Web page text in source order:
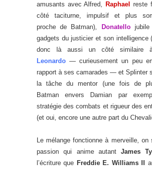
amusants avec Alfred, Raphael
reste
côté taciturne, impulsif et plus
proche de Batman),
Donatellojubile
gadgets du justicier et son intelligence
donc là aussi un côté similaire à
Leonardo — curieusement un peu
rapport à ses camarades — et Splinter
la tâche du mentor (une fois de
Batman envers Damian par
stratégie des combats et rigueur des
(et oui, encore une autre part du
Le mélange fonctionne à merveille, on
passion qui anime autantJames
l’écriture que Freddie E. Williams II